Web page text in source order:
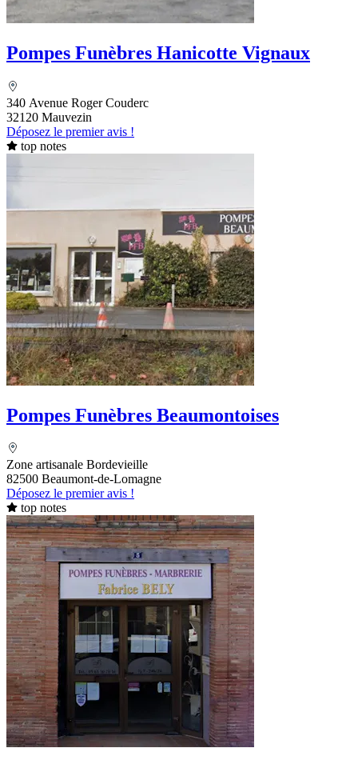
Pompes Funèbres Hanicotte Vignaux
340 Avenue Roger Couderc
32120 Mauvezin
Déposez le premier avis !
top notes
Pompes Funèbres Beaumontoises
Zone artisanale Bordevieille
82500 Beaumont-de-Lomagne
Déposez le premier avis !
top notes